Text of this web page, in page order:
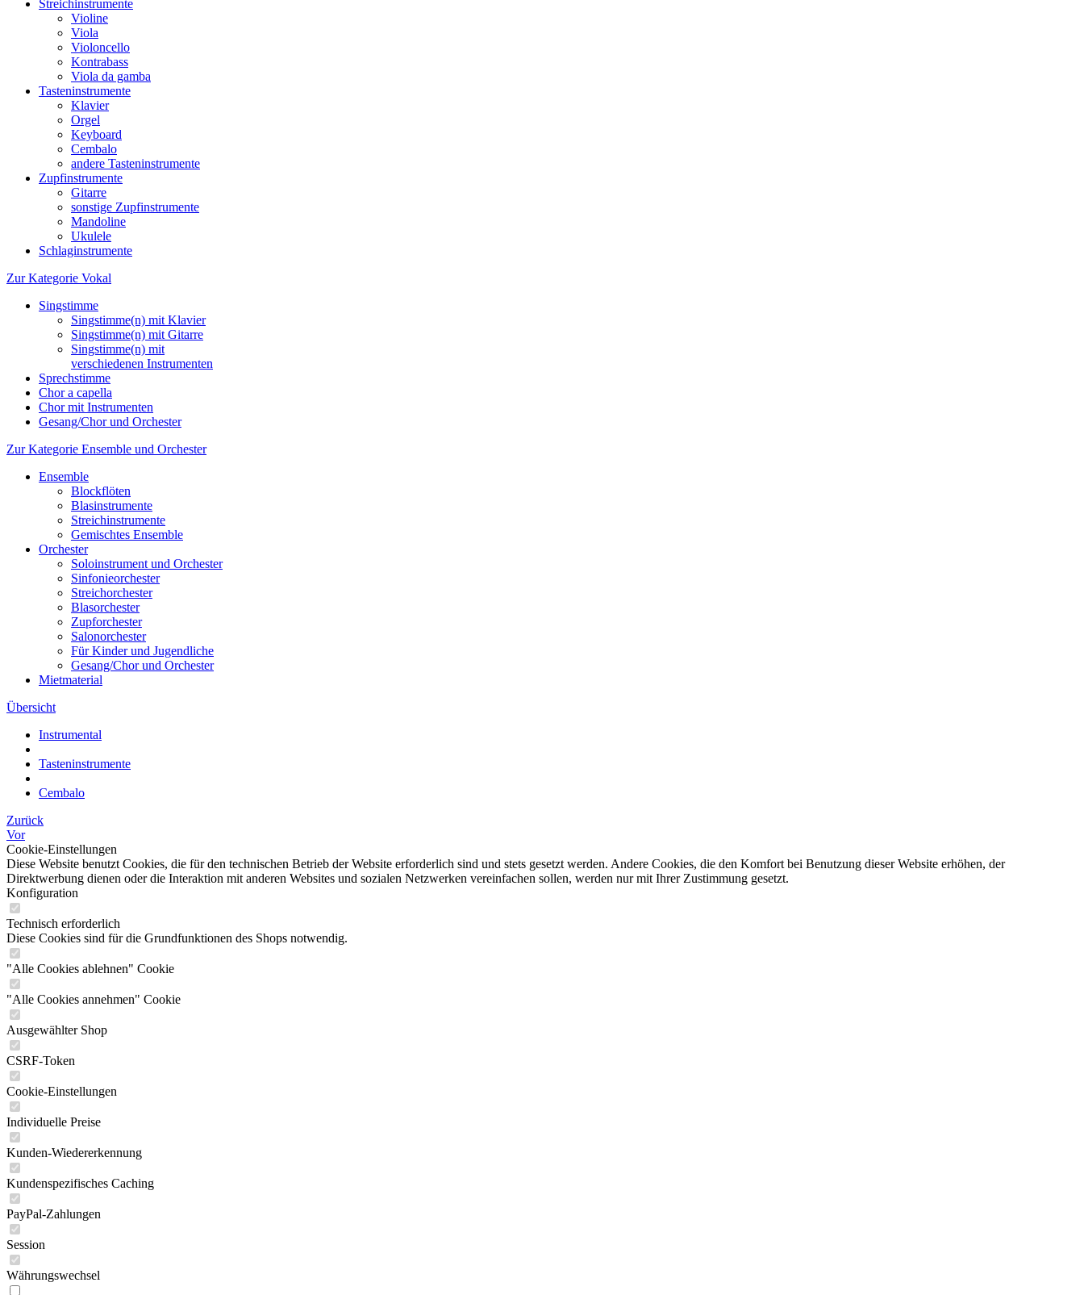
Streichinstrumente
Violine
Viola
Violoncello
Kontrabass
Viola da gamba
Tasteninstrumente
Klavier
Orgel
Keyboard
Cembalo
andere Tasteninstrumente
Zupfinstrumente
Gitarre
sonstige Zupfinstrumente
Mandoline
Ukulele
Schlaginstrumente
Zur Kategorie Vokal
Singstimme
Singstimme(n) mit Klavier
Singstimme(n) mit Gitarre
Singstimme(n) mit
verschiedenen Instrumenten
Sprechstimme
Chor a capella
Chor mit Instrumenten
Gesang/Chor und Orchester
Zur Kategorie Ensemble und Orchester
Ensemble
Blockflöten
Blasinstrumente
Streichinstrumente
Gemischtes Ensemble
Orchester
Soloinstrument und Orchester
Sinfonieorchester
Streichorchester
Blasorchester
Zupforchester
Salonorchester
Für Kinder und Jugendliche
Gesang/Chor und Orchester
Mietmaterial
Übersicht
Instrumental
Tasteninstrumente
Cembalo
Zurück
Vor
Cookie-Einstellungen
Diese Website benutzt Cookies, die für den technischen Betrieb der Website erforderlich sind und stets gesetzt werden. Andere Cookies, die den Komfort bei Benutzung dieser Website erhöhen, der
Direktwerbung dienen oder die Interaktion mit anderen Websites und sozialen Netzwerken vereinfachen sollen, werden nur mit Ihrer Zustimmung gesetzt.
Konfiguration
Technisch erforderlich
Diese Cookies sind für die Grundfunktionen des Shops notwendig.
"Alle Cookies ablehnen" Cookie
"Alle Cookies annehmen" Cookie
Ausgewählter Shop
CSRF-Token
Cookie-Einstellungen
Individuelle Preise
Kunden-Wiedererkennung
Kundenspezifisches Caching
PayPal-Zahlungen
Session
Währungswechsel